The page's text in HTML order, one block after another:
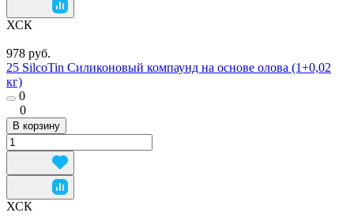
ХСК
978 руб.
25 SilcoTin Силиконовый компаунд на основе олова (1+0,02
кг)
0
0
В корзину
ХСК